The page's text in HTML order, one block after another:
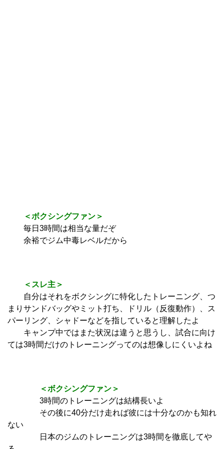
＜ボクシングファン＞
毎日3時間は相当な量だぞ
余裕でジム中毒レベルだから
＜スレ主＞
自分はそれをボクシングに特化したトレーニング、つ
まりサンドバッグやミット打ち、ドリル（反復動作）、ス
パーリング、シャドーなどを指していると理解したよ
キャンプ中ではまた状況は違うと思うし、試合に向け
ては3時間だけのトレーニングってのは想像しにくいよね
＜ボクシングファン＞
3時間のトレーニングは結構長いよ
その後に40分だけ走れば彼には十分なのかも知れ
ない
日本のジムのトレーニングは3時間を徹底してや